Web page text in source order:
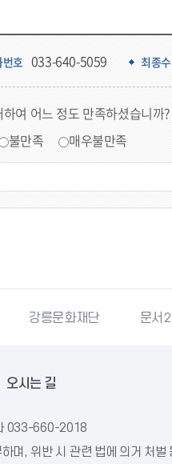
호 033-640-5059 최종
여 어느 정도 만족하셨습니까?
불만족 매우불만족
강릉문화재단 문서
오시는 길
033-660-2018
며, 위반 시 관련 법에 의거 처벌